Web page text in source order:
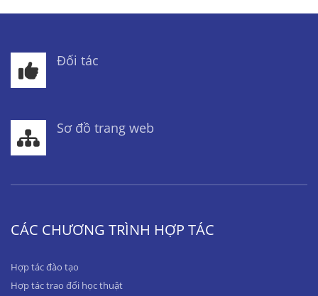
Đối tác
Sơ đồ trang web
CÁC CHƯƠNG TRÌNH HỢP TÁC
Hợp tác đào tạo
Hợp tác trao đổi học thuật